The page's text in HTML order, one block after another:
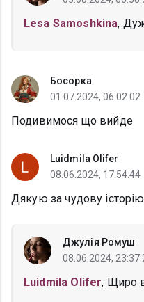
Lesa Samoshkina,
Босорка
01.07.2024, 06:02:02
Подивимося що вийде
Luidmila Olifer
08.06.2024, 17:54:44
Дякую за чудову
Джулія Ромуш
08.06.2024,
Luidmila Olifer, Щиро